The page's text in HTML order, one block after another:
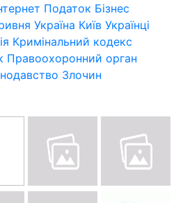
Податок Бізнес
Україна Київ Українці
Кримінальний кодекс
Правоохоронний орган
Злочин